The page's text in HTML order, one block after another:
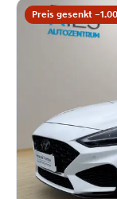
Preis gesenkt